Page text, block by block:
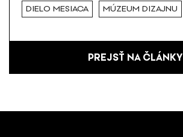
DIELO MESIACA MÚZEUM DIZAJNU
PREJSŤ NA ČLÁNKY